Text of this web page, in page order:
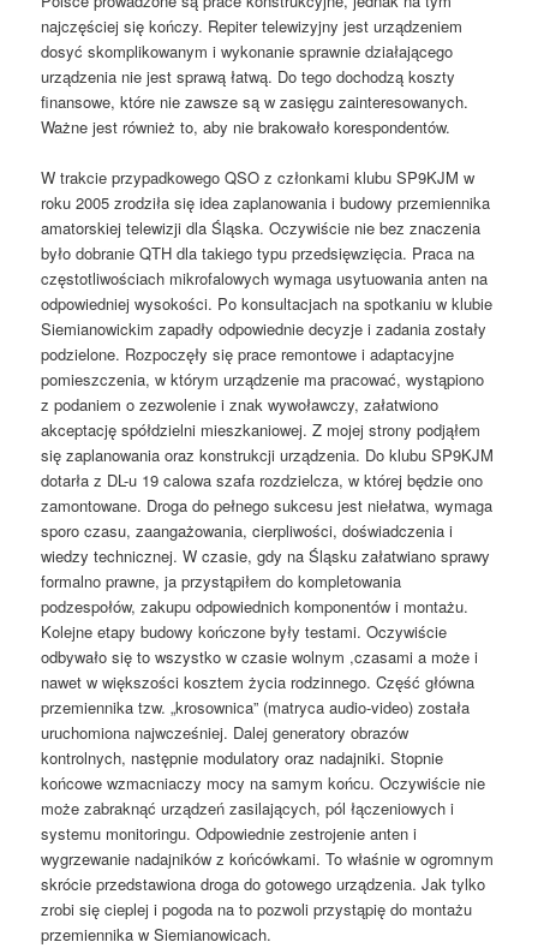
najczęściej się kończy. Repiter telewizyjny jest urządzeniem
dosyć skomplikowanym i wykonanie sprawnie działającego
urządzenia nie jest sprawą łatwą. Do tego dochodzą koszty
finansowe, które nie zawsze są w zasięgu zainteresowanych.
Ważne jest również to, aby nie brakowało korespondentów.
W trakcie przypadkowego QSO z członkami klubu SP9KJM w
roku 2005 zrodziła się idea zaplanowania i budowy przemiennika
amatorskiej telewizji dla Śląska. Oczywiście nie bez znaczenia
było dobranie QTH dla takiego typu przedsięwzięcia. Praca na
częstotliwościach mikrofalowych wymaga usytuowania anten na
odpowiedniej wysokości. Po konsultacjach na spotkaniu w klubie
Siemianowickim zapadły odpowiednie decyzje i zadania zostały
podzielone. Rozpoczęły się prace remontowe i adaptacyjne
pomieszczenia, w którym urządzenie ma pracować, wystąpiono
z podaniem o zezwolenie i znak wywoławczy, załatwiono
akceptację spółdzielni mieszkaniowej. Z mojej strony podjąłem
się zaplanowania oraz konstrukcji urządzenia. Do klubu SP9KJM
dotarła z DL-u 19 calowa szafa rozdzielcza, w której będzie ono
zamontowane. Droga do pełnego sukcesu jest niełatwa, wymaga
sporo czasu, zaangażowania, cierpliwości, doświadczenia i
wiedzy technicznej. W czasie, gdy na Śląsku załatwiano sprawy
formalno prawne, ja przystąpiłem do kompletowania
podzespołów, zakupu odpowiednich komponentów i montażu.
Kolejne etapy budowy kończone były testami. Oczywiście
odbywało się to wszystko w czasie wolnym ,czasami a może i
nawet w większości kosztem życia rodzinnego. Część główna
przemiennika tzw. „krosownica” (matryca audio-video) została
uruchomiona najwcześniej. Dalej generatory obrazów
kontrolnych, następnie modulatory oraz nadajniki. Stopnie
końcowe wzmacniaczy mocy na samym końcu. Oczywiście nie
może zabraknąć urządzeń zasilających, pól łączeniowych i
systemu monitoringu. Odpowiednie zestrojenie anten i
wygrzewanie nadajników z końcówkami. To właśnie w ogromnym
skrócie przedstawiona droga do gotowego urządzenia. Jak tylko
zrobi się cieplej i pogoda na to pozwoli przystąpię do montażu
przemiennika w Siemianowicach.